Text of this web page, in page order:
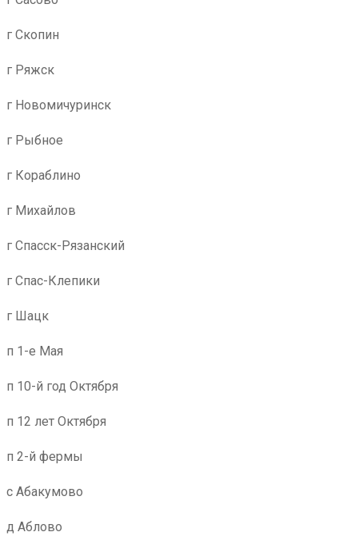
г Скопин
г Ряжск
г Новомичуринск
г Рыбное
г Кораблино
г Михайлов
г Спасск-Рязанский
г Спас-Клепики
г Шацк
п 1-е Мая
п 10-й год Октября
п 12 лет Октября
п 2-й фермы
с Абакумово
д Аблово